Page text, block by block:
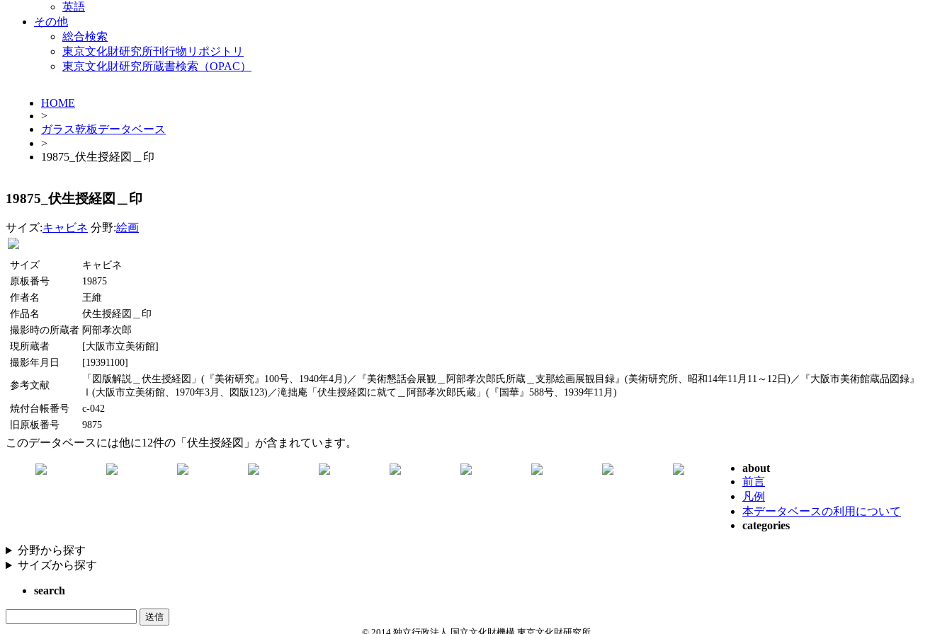
英語
その他
総合検索
東京文化財研究所刊行物リポジトリ
東京文化財研究所蔵書検索（OPAC）
HOME
>
ガラス乾板データベース
>
19875_伏生授経図＿印
19875_伏生授経図＿印
サイズ:キャビネ 分野:絵画
サイズ
キャビネ
原板番号
19875
作者名
王維
作品名
伏生授経図＿印
撮影時の所蔵者 阿部孝次郎
現所蔵者
[大阪市立美術館]
撮影年月日
[19391100]
参考文献
「図版解説＿伏生授経図」(『美術研究』100号、1940年4月)／『美術懇話会展観＿阿部孝次郎氏所蔵＿支那絵画展観目録』(美術研究所、昭和14年11月11～12日)／『大阪市美術館蔵品図録』
Ⅰ(大阪市立美術館、1970年3月、図版123)／滝拙庵「伏生授経図に就て＿阿部孝次郎氏蔵」(『国華』588号、1939年11月)
焼付台帳番号
c-042
旧原板番号
9875
このデータベースには他に12件の「伏生授経図」が含まれています。
about
前言
凡例
本データベースの利用について
categories
分野から探す
サイズから探す
search